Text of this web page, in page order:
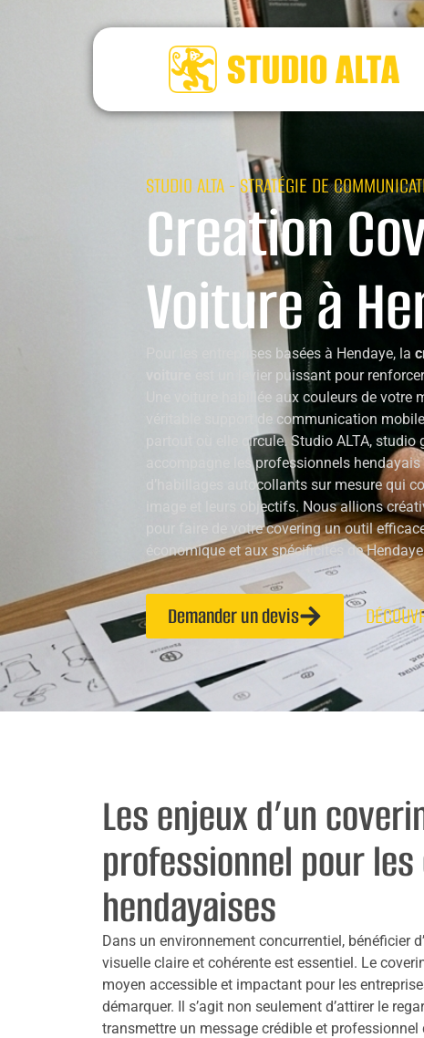
STUDIO ALTA - STRATÉGIE DE
Creation
Voiture à
Pour les entreprises basées à Hendaye, la
est un levier puissant pour
Une voiture habillée aux couleurs de votre
véritable support de communication
partout où elle circule. Studio ALTA,
accompagne les professionnels
d’habillages autocollants sur mesure qui
image et leurs objectifs. Nous allions
pour faire de votre covering un outil
économique et aux spécificités de
Demander un devis
Les enjeux d’un
professionnel pour
hendayaises
Dans un environnement concurrentiel, bénéficier
visuelle claire et cohérente est essentiel. Le
moyen accessible et impactant pour les
démarquer. Il s’agit non seulement d’attirer le
transmettre un message crédible et professionnel